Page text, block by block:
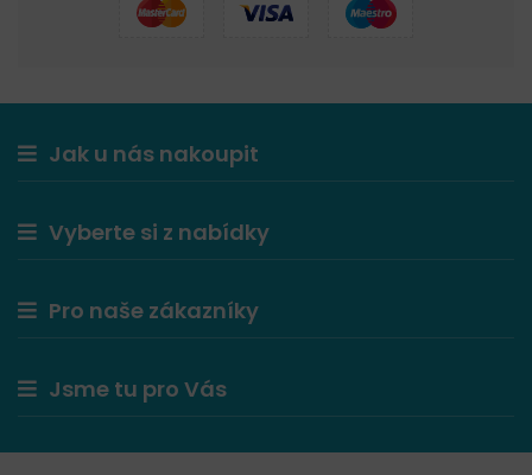
Jak u nás nakoupit
Vyberte si z nabídky
Pro naše zákazníky
Jsme tu pro Vás